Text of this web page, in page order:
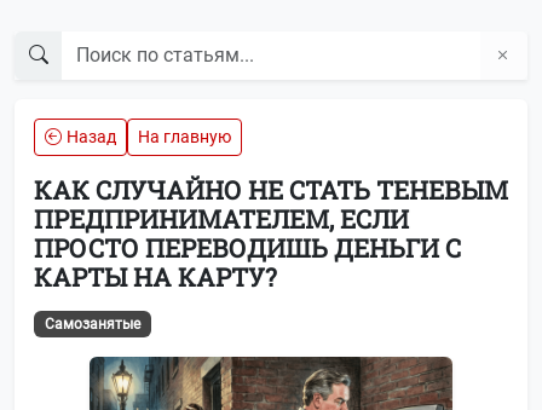
Назад На главную
КАК СЛУЧАЙНО НЕ СТАТЬ ТЕНЕВЫМ
ПРЕДПРИНИМАТЕЛЕМ, ЕСЛИ
ПРОСТО ПЕРЕВОДИШЬ ДЕНЬГИ С
КАРТЫ НА КАРТУ?
Самозанятые